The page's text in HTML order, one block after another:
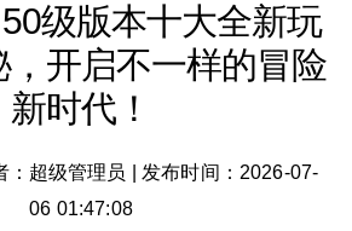
50级版本十大全新玩
开启不一样的冒险
新时代！
：超级管理员
发布时间：2026-07-
06 01:47:08